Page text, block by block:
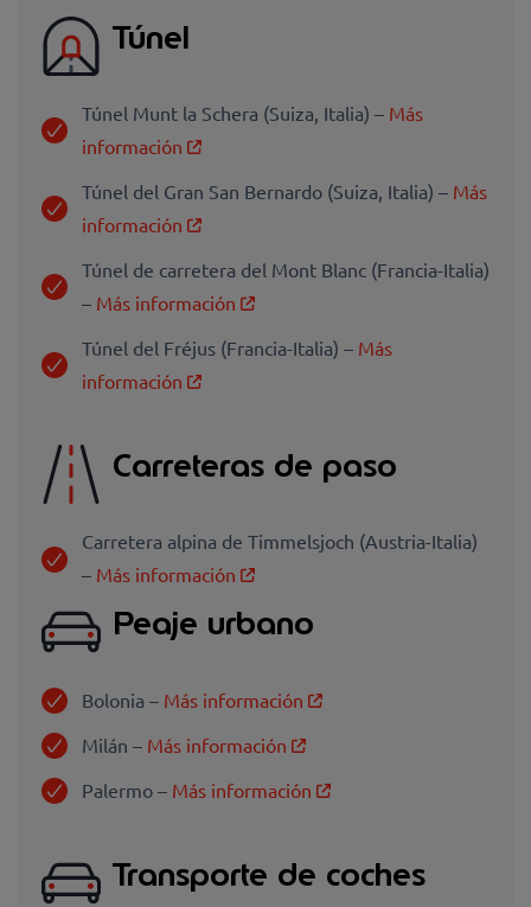
Túnel
Túnel Munt la Schera (Suiza, Italia) – Más
información
Túnel del Gran San Bernardo (Suiza, Italia) – Más
información
Túnel de carretera del Mont Blanc (Francia-Italia)
– Más información
Túnel del Fréjus (Francia-Italia) – Más
información
Carreteras de paso
Carretera alpina de Timmelsjoch (Austria-Italia)
– Más información
Peaje urbano
Bolonia – Más información
Milán – Más información
Palermo – Más información
Transporte de coches